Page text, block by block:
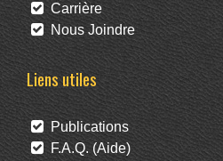
Carrière
Nous Joindre
Liens utiles
Publications
F.A.Q. (Aide)